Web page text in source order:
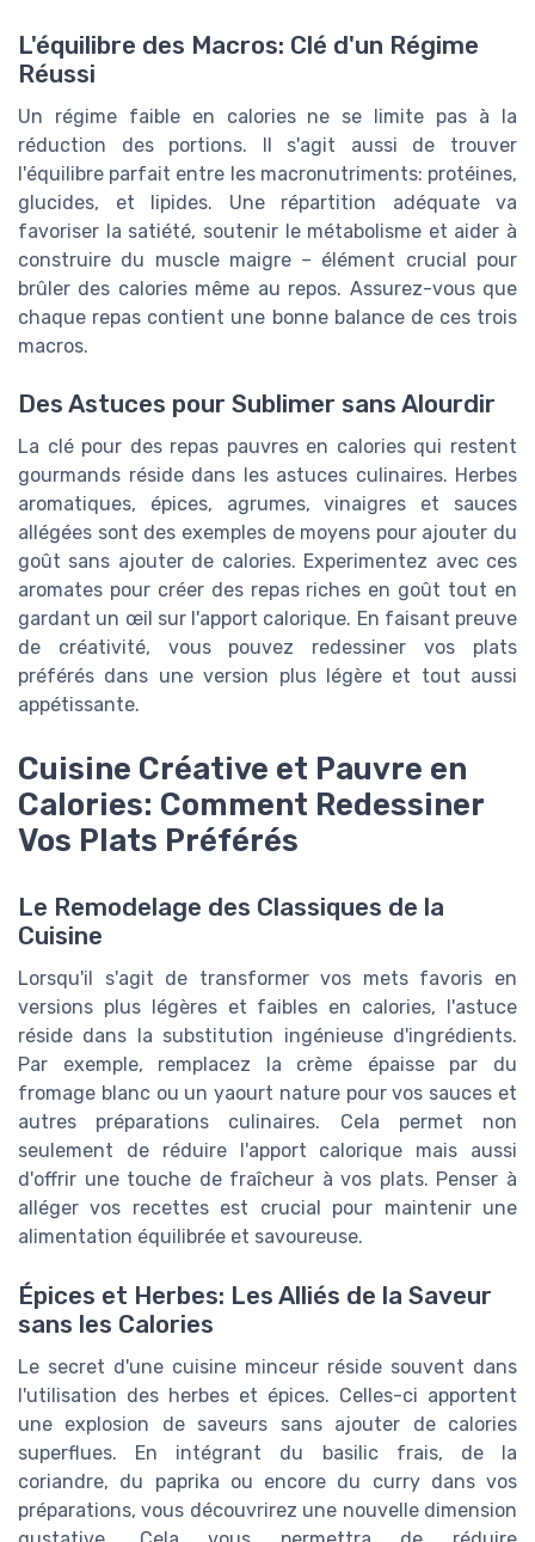
L'équilibre des Macros: Clé d'un Régime
Réussi
Un régime faible en calories ne se limite pas à la
réduction des portions. Il s'agit aussi de trouver
l'équilibre parfait entre les macronutriments: protéines,
glucides, et lipides. Une répartition adéquate va
favoriser la satiété, soutenir le métabolisme et aider à
construire du muscle maigre – élément crucial pour
brûler des calories même au repos. Assurez-vous que
chaque repas contient une bonne balance de ces trois
macros.
Des Astuces pour Sublimer sans Alourdir
La clé pour des repas pauvres en calories qui restent
gourmands réside dans les astuces culinaires. Herbes
aromatiques, épices, agrumes, vinaigres et sauces
allégées sont des exemples de moyens pour ajouter du
goût sans ajouter de calories. Experimentez avec ces
aromates pour créer des repas riches en goût tout en
gardant un œil sur l'apport calorique. En faisant preuve
de créativité, vous pouvez redessiner vos plats
préférés dans une version plus légère et tout aussi
appétissante.
Cuisine Créative et Pauvre en
Calories: Comment Redessiner
Vos Plats Préférés
Le Remodelage des Classiques de la
Cuisine
Lorsqu'il s'agit de transformer vos mets favoris en
versions plus légères et faibles en calories, l'astuce
réside dans la substitution ingénieuse d'ingrédients.
Par exemple, remplacez la crème épaisse par du
fromage blanc ou un yaourt nature pour vos sauces et
autres préparations culinaires. Cela permet non
seulement de réduire l'apport calorique mais aussi
d'offrir une touche de fraîcheur à vos plats. Penser à
alléger vos recettes est crucial pour maintenir une
alimentation équilibrée et savoureuse.
Épices et Herbes: Les Alliés de la Saveur
sans les Calories
Le secret d'une cuisine minceur réside souvent dans
l'utilisation des herbes et épices. Celles-ci apportent
une explosion de saveurs sans ajouter de calories
superflues. En intégrant du basilic frais, de la
coriandre, du paprika ou encore du curry dans vos
préparations, vous découvrirez une nouvelle dimension